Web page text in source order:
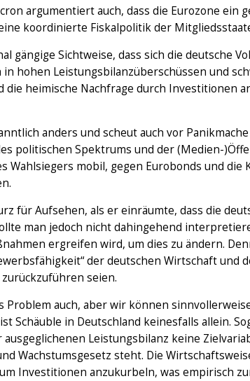
argumentiert auch, dass die Eurozone ein
koordinierte Fiskalpolitik der
gängige Sichtweise, dass sich die deutsche
hohen Leistungsbilanzüberschüssen und
die heimische Nachfrage durch Investitionen
anders und scheut auch vor
politischen Spektrums und der (Medien-
Wahlsiegers mobil, gegen Eurobonds und die
für Aufsehen, als er einräumte, dass die
man jedoch nicht dahingehend
ergreifen wird, um dies zu ändern.
der deutschen Wirtschaft und
seien.
Problem auch, aber wir können
Schäuble in Deutschland keinesfalls allein.
Leistungsbilanz keine
Wachstumsgesetz steht. Die
Investitionen anzukurbeln, was empirisch